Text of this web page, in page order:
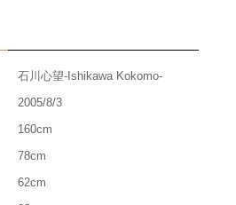
石川心望-Ishikawa Kokomo-
2005/8/3
160cm
78cm
62cm